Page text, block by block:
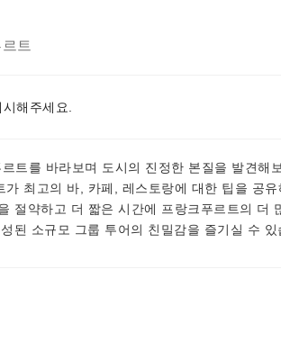
트
해주세요.
트를 바라보며 도시의 진정한 본질을 발견해
가 최고의 바, 카페, 레스토랑에 대한 팁을 공유
절약하고 더 짧은 시간에 프랑크푸르트의 더
된 소규모 그룹 투어의 친밀감을 즐기실 수 있